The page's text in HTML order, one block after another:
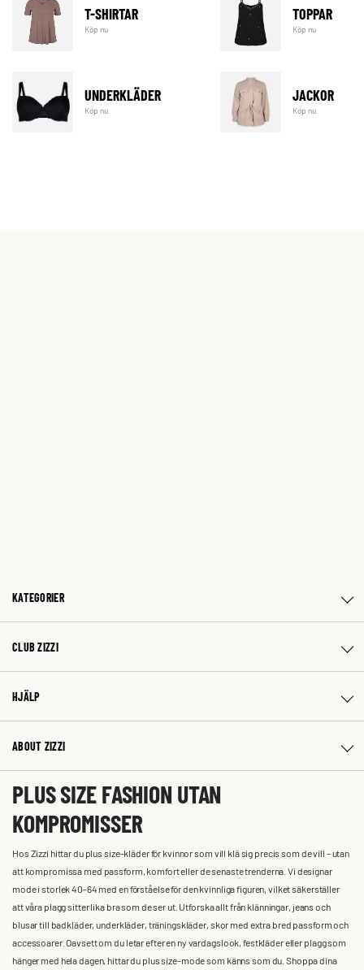
T-SHIRTAR
Köp nu
TOPPAR
Köp nu
UNDERKLÄDER
Köp nu
JACKOR
Köp nu
KATEGORIER
CLUB ZIZZI
HJÄLP
ABOUT ZIZZI
PLUS SIZE FASHION UTAN
KOMPROMISSER
Hos Zizzi hittar du plus size-kläder för kvinnor som vill klä sig precis som de vill – utan
att kompromissa med passform, komfort eller de senaste trenderna. Vi designar
mode i storlek 40-64 med en förståelse för den kvinnliga figuren, vilket säkerställer
att våra plagg sitter lika bra som de ser ut. Utforska allt från klänningar, jeans och
blusar till badkläder, underkläder, träningskläder, skor med extra bred passform och
accessoarer. Oavsett om du letar efter en ny vardagslook, festkläder eller plagg som
hänger med hela dagen, hittar du plus size-mode som känns som du. Shoppa dina